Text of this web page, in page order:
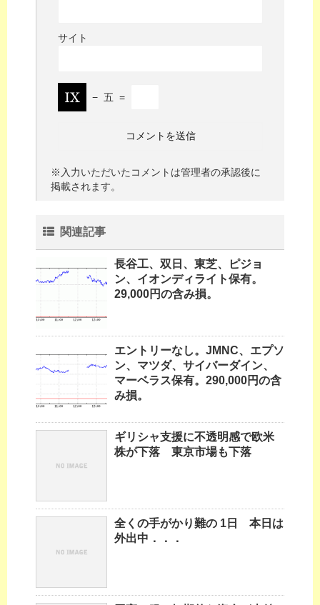
サイト
− 五 =
※入力いただいたコメントは管理者の承認後に
掲載されます。
関連記事
長谷工、双日、東芝、ピジョ
ン、イオンディライト保有。
29,000円の含み損。
エントリーなし。JMNC、エプソ
ン、マツダ、サイバーダイン、
マーベラス保有。290,000円の含
み損。
ギリシャ支援に不透明感で欧米
株が下落 東京市場も下落
全くの手がかり難の 1日 本日は
外出中．．．